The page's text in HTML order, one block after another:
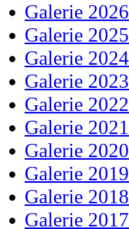
Galerie 2026
Galerie 2025
Galerie 2024
Galerie 2023
Galerie 2022
Galerie 2021
Galerie 2020
Galerie 2019
Galerie 2018
Galerie 2017